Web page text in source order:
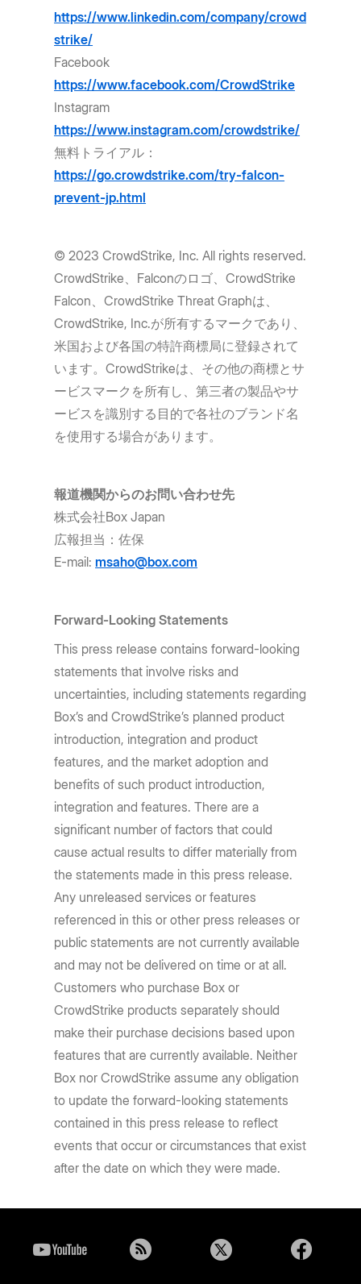
https://www.linkedin.com/company/crowd
strike/
Facebook
https://www.facebook.com/CrowdStrike
Instagram
https://www.instagram.com/crowdstrike/
無料トライアル：
https://go.crowdstrike.com/try-falcon-
prevent-jp.html
© 2023 CrowdStrike, Inc. All rights reserved.
CrowdStrike、Falconのロゴ、CrowdStrike
Falcon、CrowdStrike Threat Graphは、
CrowdStrike, Inc.が所有するマークであり、
米国および各国の特許商標局に登録されて
います。CrowdStrikeは、その他の商標とサ
ービスマークを所有し、第三者の製品やサ
ービスを識別する目的で各社のブランド名
を使用する場合があります。
報道機関からのお問い合わせ先
株式会社Box Japan
広報担当：佐保
E-mail:msaho@box.com
Forward-Looking Statements
This press release contains forward-looking
statements that involve risks and
uncertainties, including statements regarding
Box’s and CrowdStrike’s planned product
introduction, integration and product
features, and the market adoption and
benefits of such product introduction,
integration and features. There are a
significant number of factors that could
cause actual results to differ materially from
the statements made in this press release.
Any unreleased services or features
referenced in this or other press releases or
public statements are not currently available
and may not be delivered on time or at all.
Customers who purchase Box or
CrowdStrike products separately should
make their purchase decisions based upon
features that are currently available. Neither
Box nor CrowdStrike assume any obligation
to update the forward-looking statements
contained in this press release to reflect
events that occur or circumstances that exist
after the date on which they were made.